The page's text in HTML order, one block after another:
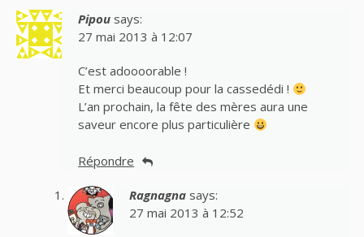
Pipou says:
27 mai 2013 à 12:07
C’est adoooorable !
Et merci beaucoup pour la cassedédi !
L’an prochain, la fête des mères aura une
saveur encore plus particulière
Répondre
Ragnagna says:
27 mai 2013 à 12:52